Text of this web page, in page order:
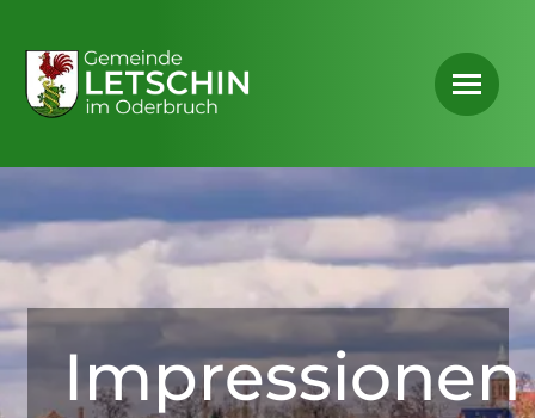
Impressionen